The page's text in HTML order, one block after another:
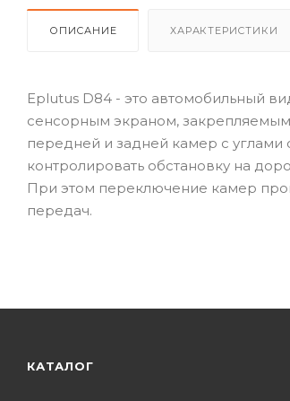
ОПИСАНИЕ ХАРАКТЕРИСТИКИ
Eplutus D84 - это автомобильный
сенсорным экраном,
передней и задней камер с углами
контролировать обстановку на
При этом переключение камер
передач.
КАТАЛОГ